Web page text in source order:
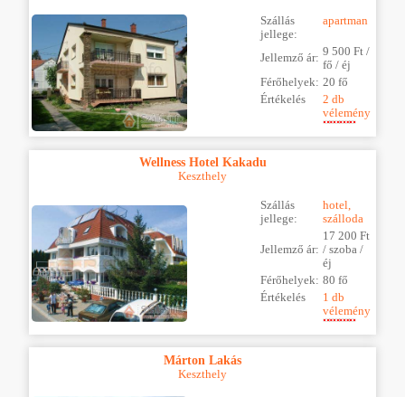
Szállás
jellege:
apartman
Jellemző ár: 9 500 Ft /
fő / éj
Férőhelyek: 20 fő
Értékelés
2 db
vélemény
Wellness Hotel Kakadu
Keszthely
Szállás
jellege:
hotel,
szálloda
Jellemző ár:
17 200 Ft
/ szoba /
éj
Férőhelyek: 80 fő
Értékelés
1 db
vélemény
Márton Lakás
Keszthely